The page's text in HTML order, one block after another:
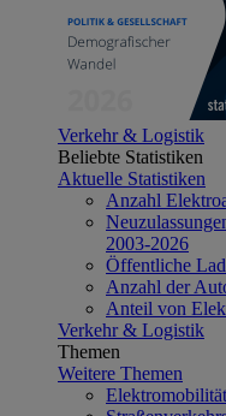
Verkehr & Logistik
Beliebte Statistiken
Aktuelle Statistiken
Anzahl
2003-2026
Öffentliche
Anzahl der
Anteil von
Verkehr & Logistik
Themen
Weitere Themen